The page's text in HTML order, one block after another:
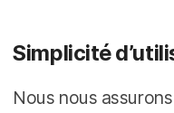
Simplicité
Nous nous